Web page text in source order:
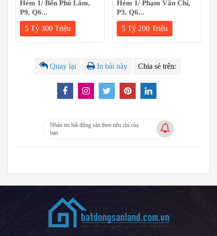
Hẻm 1/ Bến Phú Lâm,
P9, Q6...
5 Tỷ 300 Triệu
Hẻm 1/ Phạm Văn Chí,
P3, Q6...
5 Tỷ 200 Triệu
Quay lại In bài này Chia sẻ trên:
Nhận tin bất động sản theo tiêu chí của
bạn